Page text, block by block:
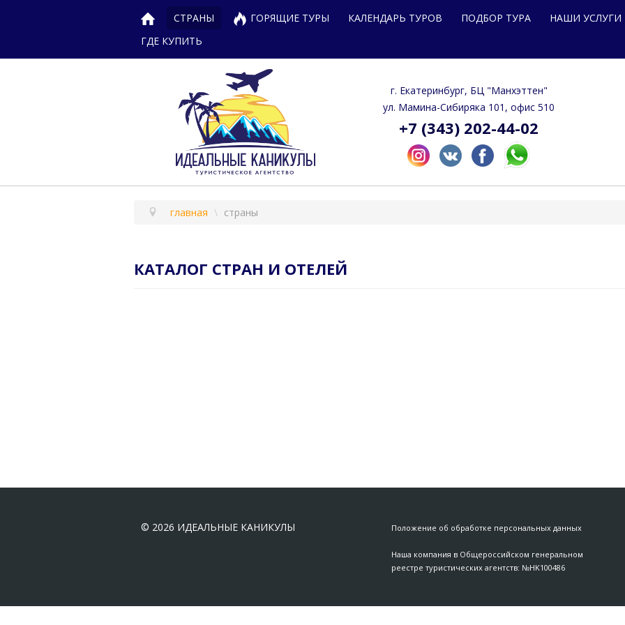
СТРАНЫ ГОРЯЩИЕ ТУРЫ КАЛЕНДАРЬ ТУРОВ ПОДБОР ТУРА НАШИ УСЛУГИ
ГДЕ КУПИТЬ
г. Екатеринбург, БЦ "Манхэттен"
ул. Мамина-Сибиряка 101, офис 510
+7 (343) 202-44-02
главная \ страны
КАТАЛОГ СТРАН И ОТЕЛЕЙ
© 2026 ИДЕАЛЬНЫЕ КАНИКУЛЫ Положение об обработке персональных данных
Наша компания в Общероссийском генеральном
реестре туристических агентств: №HK100486